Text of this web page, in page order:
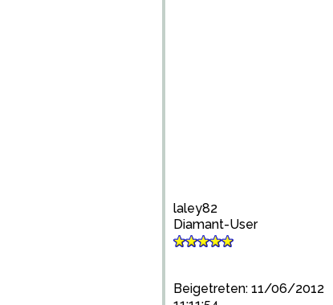
laley82
Diamant-User
Beigetreten: 11/06/2012